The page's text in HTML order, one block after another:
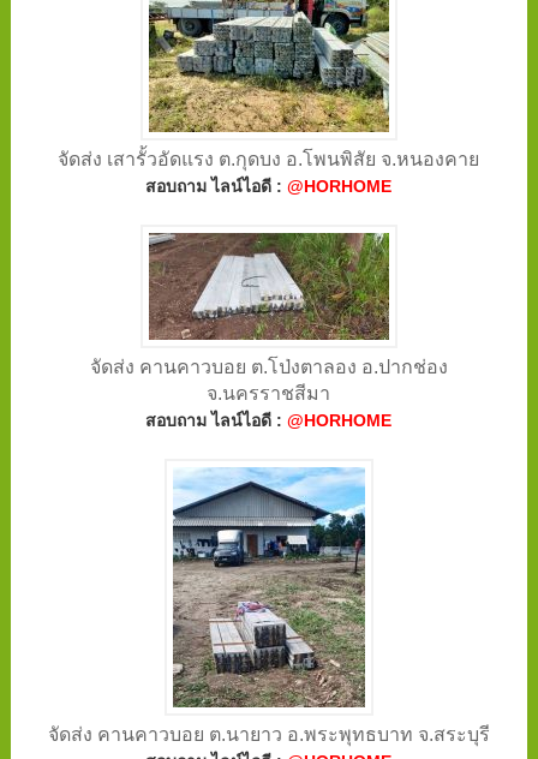
จัดส่ง เสารั้วอัดแรง ต.กุดบง อ.โพนพิสัย จ.หนองคาย
สอบถาม ไลน์ไอดี :@HORHOME
จัดส่ง คานคาวบอย ต.โป่งตาลอง อ.ปากช่อง
จ.นครราชสีมา
สอบถาม ไลน์ไอดี :@HORHOME
จัดส่ง คานคาวบอย ต.นายาว อ.พระพุทธบาท จ.สระบุรี